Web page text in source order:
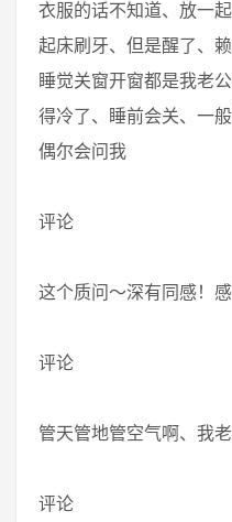
衣服的话不知道、放一起
起床刷牙、但是醒了、
睡觉关窗开窗都是我老
得冷了、睡前会关、一
偶尔会问我
评论
这个质问～深有同感！
评论
管天管地管空气啊、我
评论